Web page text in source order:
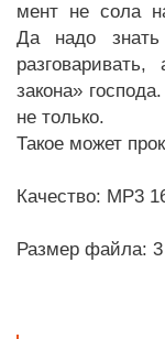
мент не сола
Да надо
закона»
не только.
Такое может
Качество: MP3
Размер файла: